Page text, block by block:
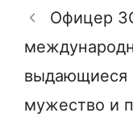
Офицер
выдающиеся
мужество и